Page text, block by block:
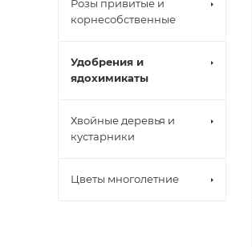
Розы привитые и
корнесобственные
Удобрения и
ядохимикаты
Хвойные деревья и
кустарники
Цветы многолетние